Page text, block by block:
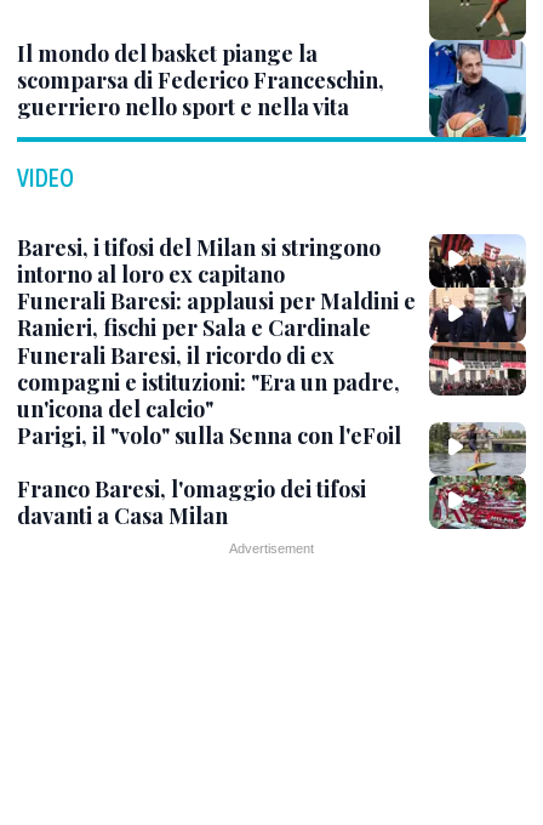
Il mondo del basket piange la
scomparsa di Federico Franceschin,
guerriero nello sport e nella vita
VIDEO
Baresi, i tifosi del Milan si stringono
intorno al loro ex capitano
Funerali Baresi: applausi per Maldini e
Ranieri, fischi per Sala e Cardinale
Funerali Baresi, il ricordo di ex
compagni e istituzioni: "Era un padre,
un'icona del calcio"
Parigi, il "volo" sulla Senna con l'eFoil
Franco Baresi, l'omaggio dei tifosi
davanti a Casa Milan